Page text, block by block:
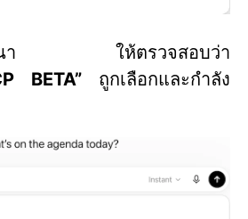
นทนา ให้ตรวจสอบว่า
BETA”ถูกเลือกและกำลัง